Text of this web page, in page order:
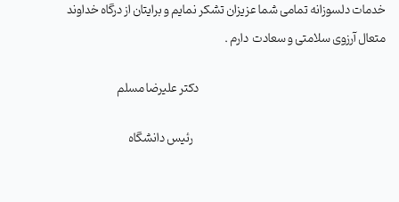
خدمات دلسوزانه تمامی شما عزیزان تشکر نمایم و برایتان از درگاه خداوند
متعالآرزوی سلامتی و سعادت دارم .
دکتر علیرضا مسلم
رئیس دانشگاه